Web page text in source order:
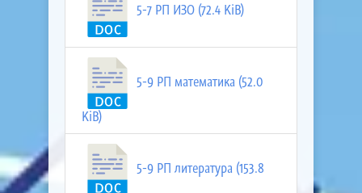
5-7 РП ИЗО (72.4 KiB)
5-9 РП математика (52.0
KiB)
5-9 РП литература (153.8